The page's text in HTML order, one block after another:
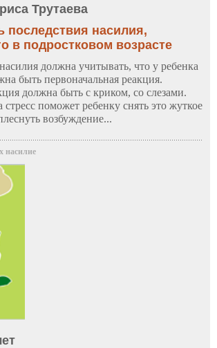
Трутаева
последствия насилия,
в подростковом возрасте
должна учитывать, что у ребенка
быть первоначальная реакция.
должна быть с криком, со слезами.
стресс поможет ребенку снять это жуткое
возбуждение...
насилие